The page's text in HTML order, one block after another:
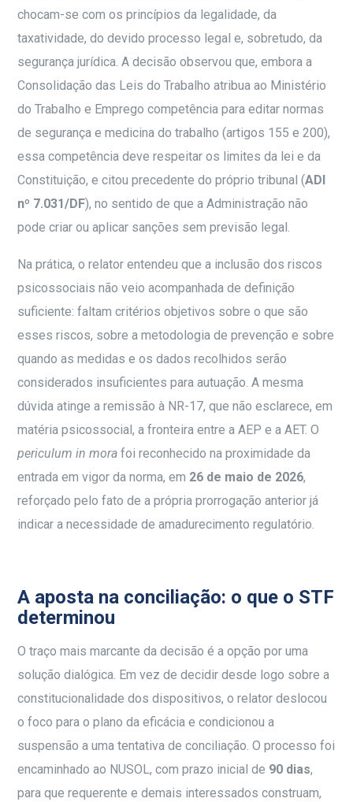
chocam-se com os princípios da legalidade, da
taxatividade, do devido processo legal e, sobretudo, da
segurança jurídica. A decisão observou que, embora a
Consolidação das Leis do Trabalho atribua ao Ministério
do Trabalho e Emprego competência para editar normas
de segurança e medicina do trabalho (artigos 155 e 200),
essa competência deve respeitar os limites da lei e da
Constituição, e citou precedente do próprio tribunal (ADI
nº 7.031/DF), no sentido de que a Administração não
pode criar ou aplicar sanções sem previsão legal.
Na prática, o relator entendeu que a inclusão dos riscos
psicossociais não veio acompanhada de definição
suficiente: faltam critérios objetivos sobre o que são
esses riscos, sobre a metodologia de prevenção e sobre
quando as medidas e os dados recolhidos serão
considerados insuficientes para autuação. A mesma
dúvida atinge a remissão à NR-17, que não esclarece, em
matéria psicossocial, a fronteira entre a AEP e a AET. O
periculum in mora foi reconhecido na proximidade da
entrada em vigor da norma, em 26 de maio de 2026,
reforçado pelo fato de a própria prorrogação anterior já
indicar a necessidade de amadurecimento regulatório.
A aposta na conciliação: o que o STF
determinou
O traço mais marcante da decisão é a opção por uma
solução dialógica. Em vez de decidir desde logo sobre a
constitucionalidade dos dispositivos, o relator deslocou
o foco para o plano da eficácia e condicionou a
suspensão a uma tentativa de conciliação. O processo foi
encaminhado ao NUSOL, com prazo inicial de 90 dias,
para que requerente e demais interessados construam,